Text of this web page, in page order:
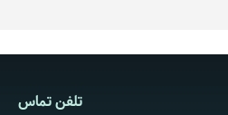
تلفن تماس